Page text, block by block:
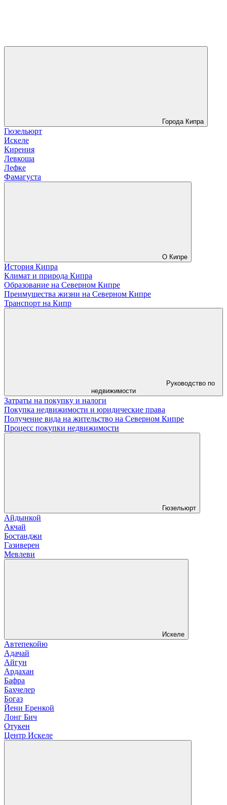
Города Кипра
Гюзельюрт
Искеле
Кирения
Левкоша
Лефке
Фамагуста
О Кипре
История Кипра
Климат и природа Кипра
Образование на Северном Кипре
Преимущества жизни на Северном Кипре
Транспорт на Кипр
Руководство по
недвижимости
Затраты на покупку и налоги
Покупка недвижимости и юридические права
Получение вида на жительство на Северном Кипре
Процесс покупки недвижимости
Гюзельюрт
Айдынкой
Акчай
Бостанджи
Газиверен
Мевлеви
Искеле
Автепекойю
Адачай
Айгун
Ардахан
Бафра
Бахчелер
Богаз
Йени Еренкой
Лонг Бич
Отукен
Центр Искеле